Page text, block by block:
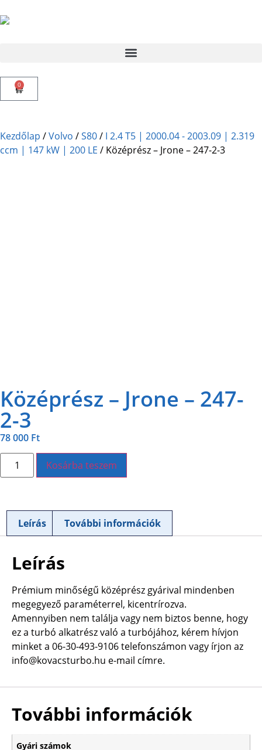
0
Kezdőlap /Volvo /S80/ I 2.4 T5 | 2000.04 - 2003.09 | 2.319
ccm | 147 kW | 200 LE / Középrész – Jrone – 247-2-3
Középrész – Jrone – 247-
2-3
78 000 Ft
Kosárba teszem
Leírás További információk
Leírás
Prémium minőségű középrész gyárival mindenben
megegyező paraméterrel, kicentrírozva.
Amennyiben nem találja vagy nem biztos benne, hogy
ez a turbó alkatrész való a turbójához, kérem hívjon
minket a 06-30-493-9106 telefonszámon vagy írjon az
info@kovacsturbo.hu e-mail címre.
További információk
Gyári számok